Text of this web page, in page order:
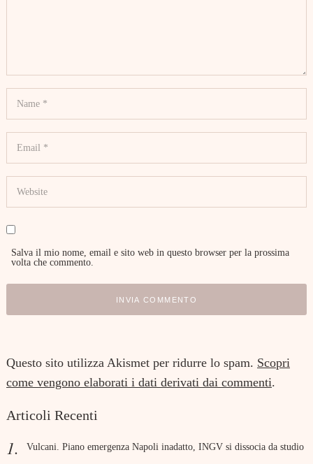
Salva il mio nome, email e sito web in questo browser per la prossima
volta che commento.
Questo sito utilizza Akismet per ridurre lo spam. Scopri
come vengono elaborati i dati derivati dai commenti.
Articoli Recenti
Vulcani. Piano emergenza Napoli inadatto, INGV si dissocia da studio